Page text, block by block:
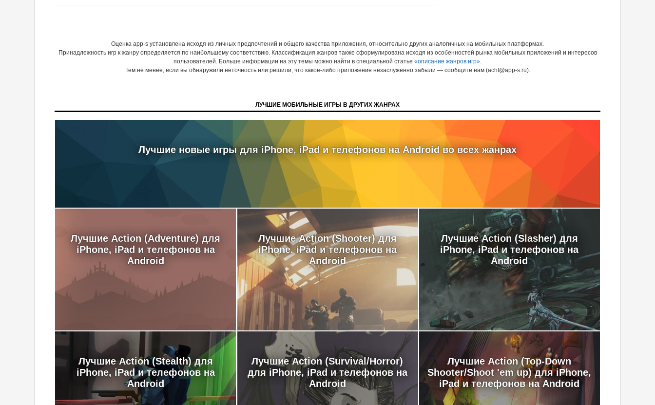
Оценка app-s установлена исходя из личных предпочтений и общего качества приложения, относительно других аналогичных на мобильных платформах.
Принадлежность игр к жанру определяется по наибольшему соответствию. Классификация жанров также сформулирована исходя из особенностей рынка мобильных приложений и интересов
пользователей. Больше информации на эту темы можно найти в специальной статье «описание жанров игр».
Тем не менее, если вы обнаружили неточность или решили, что какое-либо приложение незаслуженно забыли — сообщите нам (acht@app-s.ru).
ЛУЧШИЕ МОБИЛЬНЫЕ ИГРЫ В ДРУГИХ ЖАНРАХ
Лучшие новые игры для iPhone, iPad и телефонов на Android во всех жанрах
Лучшие Action (Adventure) для
iPhone, iPad и телефонов на
Android
Лучшие Action (Shooter) для
iPhone, iPad и телефонов на
Android
Лучшие Action (Slasher) для
iPhone, iPad и телефонов на
Android
Лучшие Action (Stealth) для
iPhone, iPad и телефонов на
Android
Лучшие Action (Survival/Horror)
для iPhone, iPad и телефонов на
Android
Лучшие Action (Top-Down
Shooter/Shoot 'em up) для iPhone,
iPad и телефонов на Android